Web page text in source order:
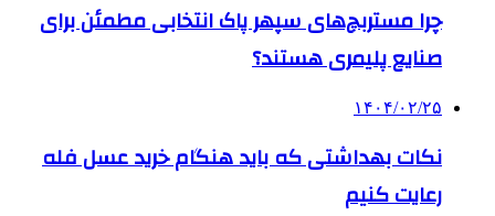
چرا مستربچ‌های سپهر پاک انتخابی مطمئن برای
صنایع پلیمری هستند؟
۱۴۰۴/۰۲/۲۵
نکات بهداشتی که باید هنگام خرید عسل فله
رعایت کنیم